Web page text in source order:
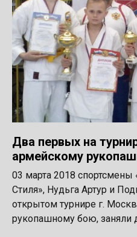
Два первых на
армейскому
03 марта 2018
Стиля», Нудьга Артур и
открытом турнире г.
рукопашному бою, заняли